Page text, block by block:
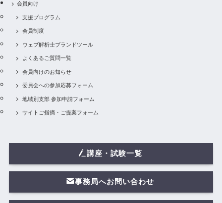
会員向け
支援プログラム
会員制度
ウェブ解析士ブランドツール
よくあるご質問一覧
会員向けのお知らせ
委員会への参加応募フォーム
地域別支部 参加申請フォーム
サイトご指摘・ご提案フォーム
講座・試験一覧
事務局へお問い合わせ